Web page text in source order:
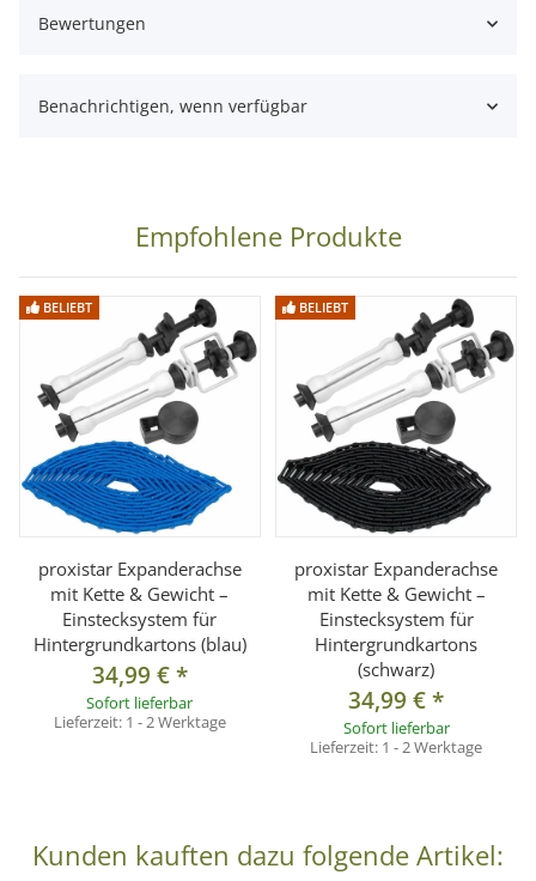
Bewertungen
Benachrichtigen, wenn verfügbar
Empfohlene Produkte
BELIEBT
proxistar Expanderachse
mit Kette & Gewicht –
Einstecksystem für
Hintergrundkartons (blau)
34,99 €*
Sofort lieferbar
Lieferzeit: 1 - 2 Werktage
BELIEBT
proxistar Expanderachse
mit Kette & Gewicht –
Einstecksystem für
Hintergrundkartons
(schwarz)
34,99 €*
Sofort lieferbar
Lieferzeit: 1 - 2 Werktage
Kunden kauften dazu folgende Artikel: